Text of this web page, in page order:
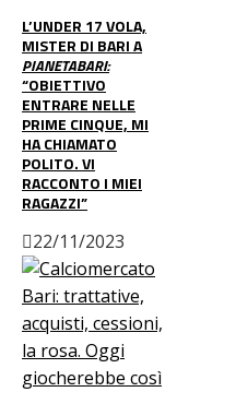
L’UNDER 17 VOLA,
MISTER DI BARI A
PIANETABARI:
“OBIETTIVO
ENTRARE NELLE
PRIME CINQUE, MI
HA CHIAMATO
POLITO. VI
RACCONTO I MIEI
RAGAZZI”
22/11/2023